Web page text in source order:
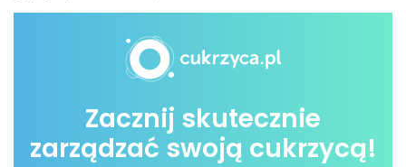
Zacznij skutecznie
zarządzać swoją cukrzycą!